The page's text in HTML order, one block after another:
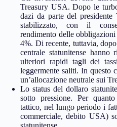
Treasury USA. Dopo le
dazi da parte del
stabilizzato, con il
rendimento delle
4%. Di recente, tuttavia,
centrale statunitense hanno
ulteriori rapidi tagli dei
leggermente saliti. In questo
un’allocazione neutrale sui
Lo status del dollaro
sotto pressione. Per
tattico, nel lungo periodo i
commerciale, debito USA)
statunitense.